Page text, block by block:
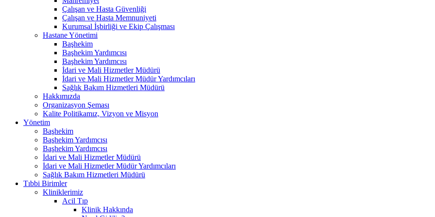
Çalışan ve Hasta Güvenliği
Çalışan ve Hasta Memnuniyeti
Kurumsal İşbirliği ve Ekip Çalışması
Hastane Yönetimi
Başhekim
Başhekim Yardımcısı
Başhekim Yardımcısı
İdari ve Mali Hizmetler Müdürü
İdari ve Mali Hizmetler Müdür Yardımcıları
Sağlık Bakım Hizmetleri Müdürü
Hakkımızda
Organizasyon Şeması
Kalite Politikamız, Vizyon ve Misyon
Yönetim
Başhekim
Başhekim Yardımcısı
Başhekim Yardımcısı
İdari ve Mali Hizmetler Müdürü
İdari ve Mali Hizmetler Müdür Yardımcıları
Sağlık Bakım Hizmetleri Müdürü
Tıbbi Birimler
Kliniklerimiz
Acil Tıp
Klinik Hakkında